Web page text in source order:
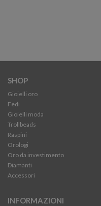
SHOP
Gioielli oro
Fedi
Gioielli moda
Trollbeads
Raspini
Orologi
Oro da investimento
Diamanti
Accessori
INFORMAZIONI